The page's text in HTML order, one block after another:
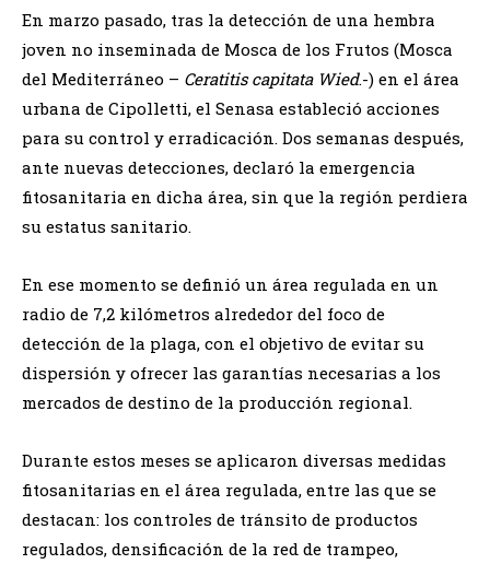
En marzo pasado, tras la detección de una hembra
joven no inseminada de Mosca de los Frutos (Mosca
del Mediterráneo – Ceratitis capitata Wied.-) en el área
urbana de Cipolletti, el Senasa estableció acciones
para su control y erradicación. Dos semanas después,
ante nuevas detecciones, declaró la emergencia
fitosanitaria en dicha área, sin que la región perdiera
su estatus sanitario.
En ese momento se definió un área regulada en un
radio de 7,2 kilómetros alrededor del foco de
detección de la plaga, con el objetivo de evitar su
dispersión y ofrecer las garantías necesarias a los
mercados de destino de la producción regional.
Durante estos meses se aplicaron diversas medidas
fitosanitarias en el área regulada, entre las que se
destacan: los controles de tránsito de productos
regulados, densificación de la red de trampeo,